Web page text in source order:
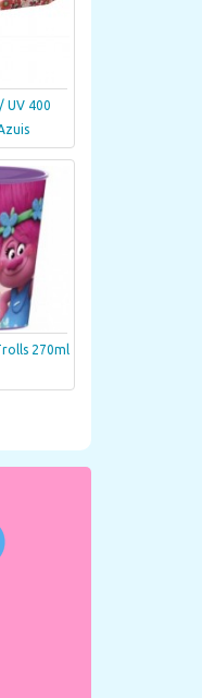
UV 400
270ml